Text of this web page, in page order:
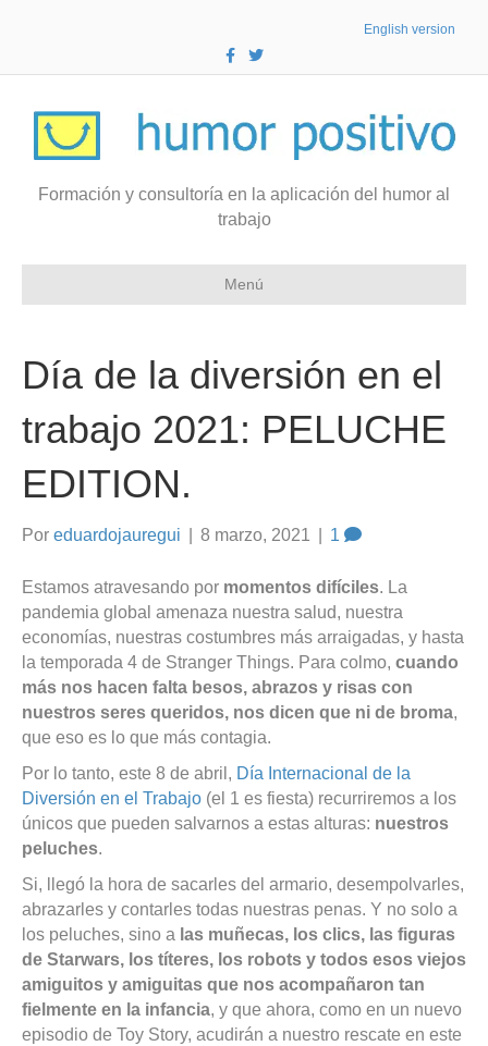
English version
c
o
T
w
i
e
Formación y consultoría en la aplicación del humor al
trabajo
Menú
Día de la diversión en el
trabajo 2021: PELUCHE
EDITION.
Por eduardojauregui 8 marzo, 2021 1
Estamos atravesando por momentos difíciles. La
pandemia global amenaza nuestra salud, nuestra
economías, nuestras costumbres más arraigadas, y hasta
la temporada 4 de Stranger Things. Para colmo, cuando
más nos hacen falta besos, abrazos y risas con
nuestros seres queridos, nos dicen que ni de broma,
que eso es lo que más contagia.
Por lo tanto, este 8 de abril, Día Internacional de la
Diversión en el Trabajo (el 1 es fiesta) recurriremos a los
únicos que pueden salvarnos a estas alturas: nuestros
peluches.
Si, llegó la hora de sacarles del armario, desempolvarles,
abrazarles y contarles todas nuestras penas. Y no solo a
los peluches, sino a las muñecas, los clics, las figuras
de Starwars, los títeres, los robots y todos esos viejos
amiguitos y amiguitas que nos acompañaron tan
fielmente en la infancia, y que ahora, como en un nuevo
episodio de Toy Story, acudirán a nuestro rescate en este